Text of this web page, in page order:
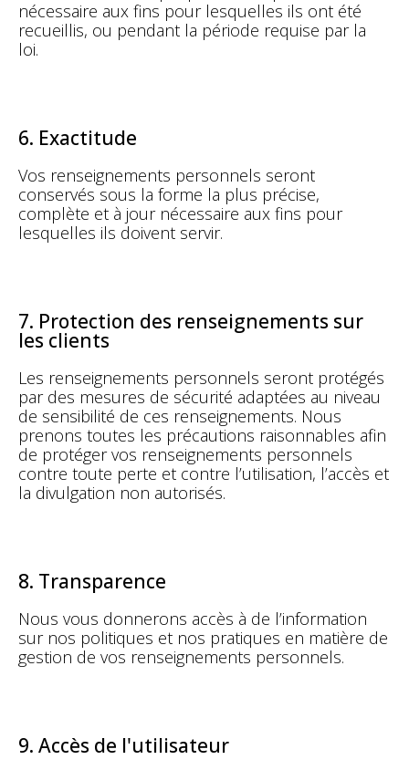
nécessaire aux fins pour lesquelles ils ont été
recueillis, ou pendant la période requise par la
loi.
6. Exactitude
Vos renseignements personnels seront
conservés sous la forme la plus précise,
complète et à jour nécessaire aux fins pour
lesquelles ils doivent servir.
7. Protection des renseignements sur
les clients
Les renseignements personnels seront protégés
par des mesures de sécurité adaptées au niveau
de sensibilité de ces renseignements. Nous
prenons toutes les précautions raisonnables afin
de protéger vos renseignements personnels
contre toute perte et contre l’utilisation, l’accès et
la divulgation non autorisés.
8. Transparence
Nous vous donnerons accès à de l’information
sur nos politiques et nos pratiques en matière de
gestion de vos renseignements personnels.
9. Accès de l'utilisateur